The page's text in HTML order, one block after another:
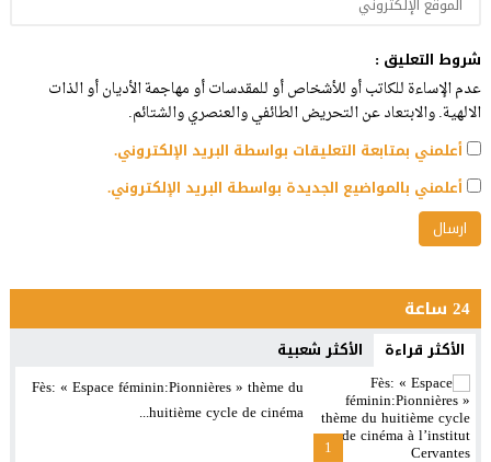
شروط التعليق :
عدم الإساءة للكاتب أو للأشخاص أو للمقدسات أو مهاجمة الأديان أو الذات
الالهية. والابتعاد عن التحريض الطائفي والعنصري والشتائم.
أعلمني بمتابعة التعليقات بواسطة البريد الإلكتروني.
أعلمني بالمواضيع الجديدة بواسطة البريد الإلكتروني.
24 ساعة
الأكثر قراءة الأكثر شعبية
1
Fès: « Espace féminin:Pionnières » thème du
huitième cycle de cinéma...